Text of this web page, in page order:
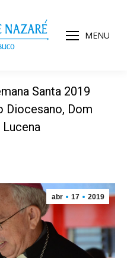
MENU
Santa 2019
Diocesano, Dom
abr 17 2019